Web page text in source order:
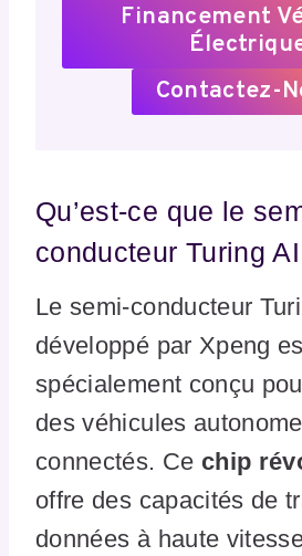
Financement
Contactez-
Qu’est-ce que le
conducteur Turing
Le semi-conducteur
développé par Xpeng
spécialement conçu
des véhicules
connectés. Ce chip
offre des capacités de
données à haute